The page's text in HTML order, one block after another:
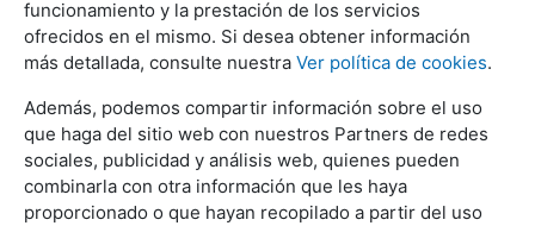
Abogados Mercantiles
Inmobiliario
Bancario e Hipotecario
REDES SOCIALES
funcionamiento y la prestación de los servicios
ofrecidos en el mismo. Si desea obtener información
más detallada, consulte nuestra Ver política de cookies.
Además, podemos compartir información sobre el uso
que haga del sitio web con nuestros Partners de redes
sociales, publicidad y análisis web, quienes pueden
combinarla con otra información que les haya
proporcionado o que hayan recopilado a partir del uso